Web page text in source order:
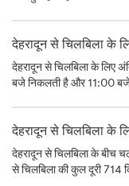
देहरादून से चिलबिला के
देहरादून से चिलबिला के लिए
बजे निकलती है और 11:00 बजे
देहरादून से चिलबिला के
देहरादून से चिलबिला के बीच
से चिलबिला की कुल दूरी